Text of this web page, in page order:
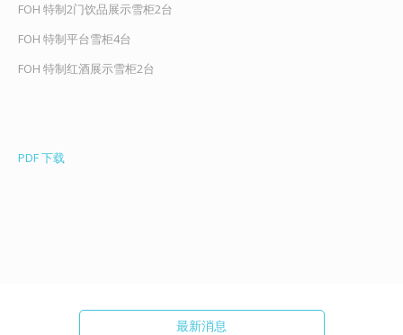
FOH 特制2门饮品展示雪柜2台
FOH 特制平台雪柜4台
FOH 特制红酒展示雪柜2台
PDF 下载
最新消息